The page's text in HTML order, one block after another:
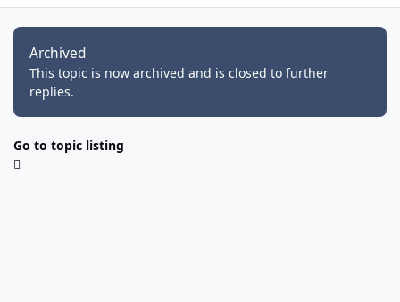
Archived
This topic is now archived and is closed to further
replies.
Go to topic listing